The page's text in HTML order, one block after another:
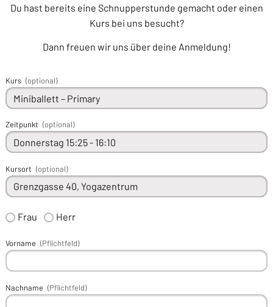
Du hast bereits eine Schnupperstunde gemacht oder einen
Kurs bei uns besucht?
Dann freuen wir uns über deine Anmeldung!
Kurs (optional)
Zeitpunkt (optional)
Kursort (optional)
Frau Herr
Vorname (Pflichtfeld)
Nachname (Pflichtfeld)